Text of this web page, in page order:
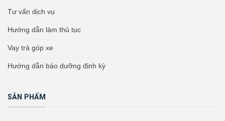
Tư vấn dịch vụ
Hướng dẫn làm thủ tục
Vay trả góp xe
Hướng dẫn bảo dưỡng định kỳ
SẢN PHẨM